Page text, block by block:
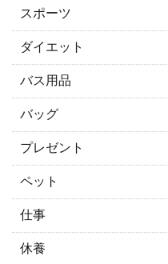
スポーツ
ダイエット
バス用品
バッグ
プレゼント
ペット
仕事
休養